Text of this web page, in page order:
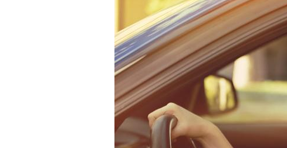
Et si les caries pouvaient
bientôt disparaître sans
plombage ?
Éclipse solaire du 12 août
: “Des verres adaptés,
c'est indispensable pour
la santé des yeux”